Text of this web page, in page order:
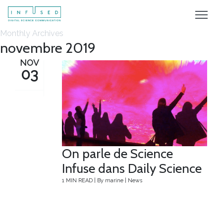
Monthly Archives
novembre 2019
NOV
03
On parle de Science
Infuse dans Daily Science
1 MIN READ By marine News